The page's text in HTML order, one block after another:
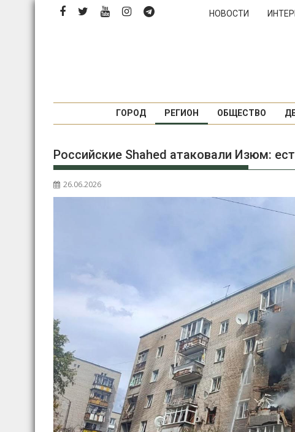
Перейти
НОВОСТИ
ГОРОД РЕГИОН ОБЩЕСТВО
Российские Shahed атаковали Изюм:
26.06.2026